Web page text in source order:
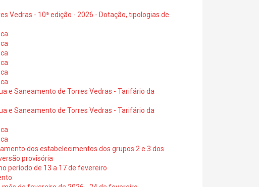
Vedras - 10ª edição - 2026 - Dotação, tipologias de
e Saneamento de Torres Vedras - Tarifário da
e Saneamento de Torres Vedras - Tarifário da
dos estabelecimentos dos grupos 2 e 3 dos
provisória
período de 13 a 17 de fevereiro